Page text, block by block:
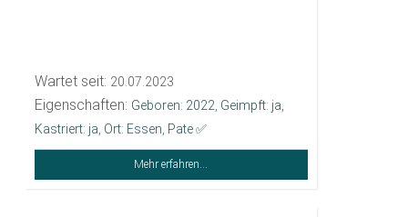
Wartet seit: 20.07.2023
Eigenschaften: Geboren: 2022 Geimpft: ja
Kastriert: ja Ort: Essen Pate ✅️
Mehr erfahren...